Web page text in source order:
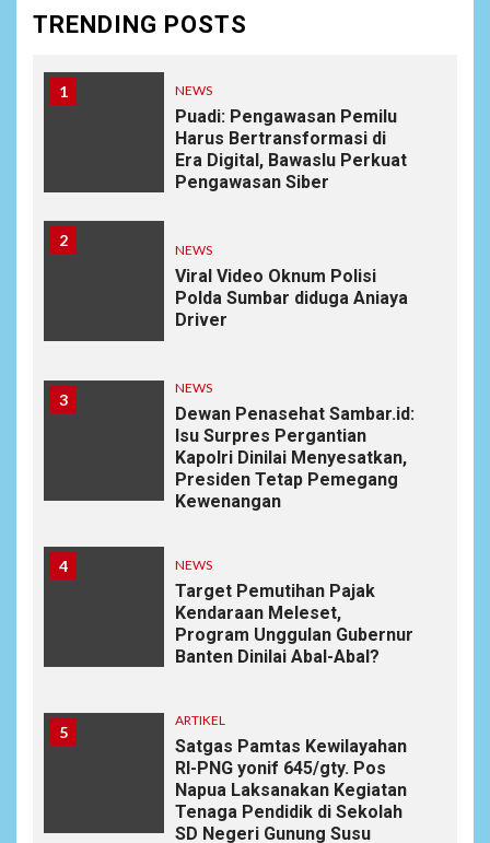
TRENDING POSTS
1 NEWS
Puadi: Pengawasan Pemilu
Harus Bertransformasi di
Era Digital, Bawaslu Perkuat
Pengawasan Siber
2
NEWS
Viral Video Oknum Polisi
Polda Sumbar diduga Aniaya
Driver
3
NEWS
Dewan Penasehat Sambar.id:
Isu Surpres Pergantian
Kapolri Dinilai Menyesatkan,
Presiden Tetap Pemegang
Kewenangan
4 NEWS
Target Pemutihan Pajak
Kendaraan Meleset,
Program Unggulan Gubernur
Banten Dinilai Abal-Abal?
5
ARTIKEL
Satgas Pamtas Kewilayahan
RI-PNG yonif 645/gty. Pos
Napua Laksanakan Kegiatan
Tenaga Pendidik di Sekolah
SD Negeri Gunung Susu